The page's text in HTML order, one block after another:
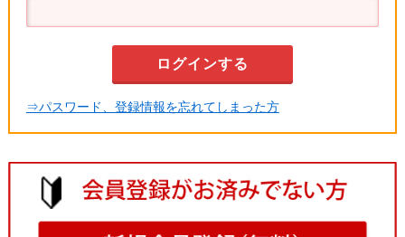
⇒パスワード、登録情報を忘れてしまった方